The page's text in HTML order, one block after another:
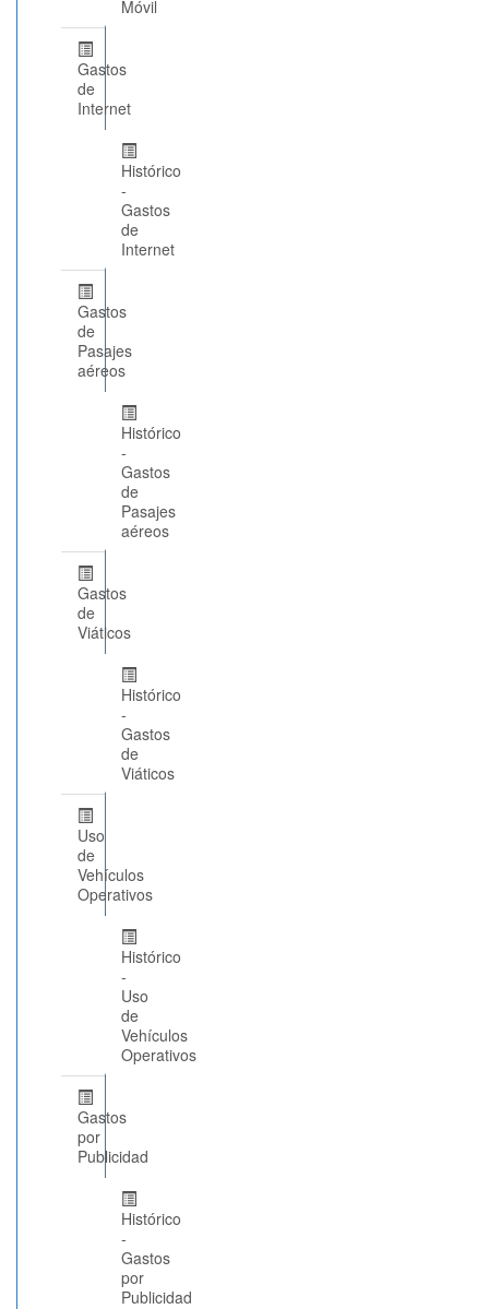
Móvil
Gastos
de
Internet
Histórico
-
Gastos
de
Internet
Gastos
de
Pasajes
aéreos
Histórico
-
Gastos
de
Pasajes
aéreos
Gastos
de
Viáticos
Histórico
-
Gastos
de
Viáticos
Uso
de
Vehículos
Operativos
Histórico
-
Uso
de
Vehículos
Operativos
Gastos
por
Publicidad
Histórico
-
Gastos
por
Publicidad